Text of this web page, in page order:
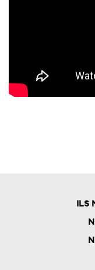
ILS